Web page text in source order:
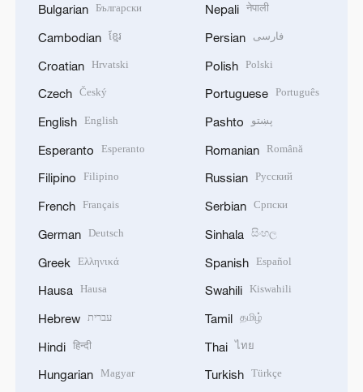
Bulgarian Български
Cambodian ខ្មែរ
Croatian Hrvatski
Czech Český
English English
Esperanto Esperanto
Filipino Filipino
French Français
German Deutsch
Greek Ελληνικά
Hausa Hausa
Hebrew עברית
Hindi हिन्दी
Hungarian Magyar
Nepali नेपाली
Persian فارسی
Polish Polski
Portuguese Português
Pashto پښتو
Romanian Română
Russian Русский
Serbian Српски
Sinhala සිංහල
Spanish Español
Swahili Kiswahili
Tamil தமிழ்
Thai ไทย
Turkish Türkçe